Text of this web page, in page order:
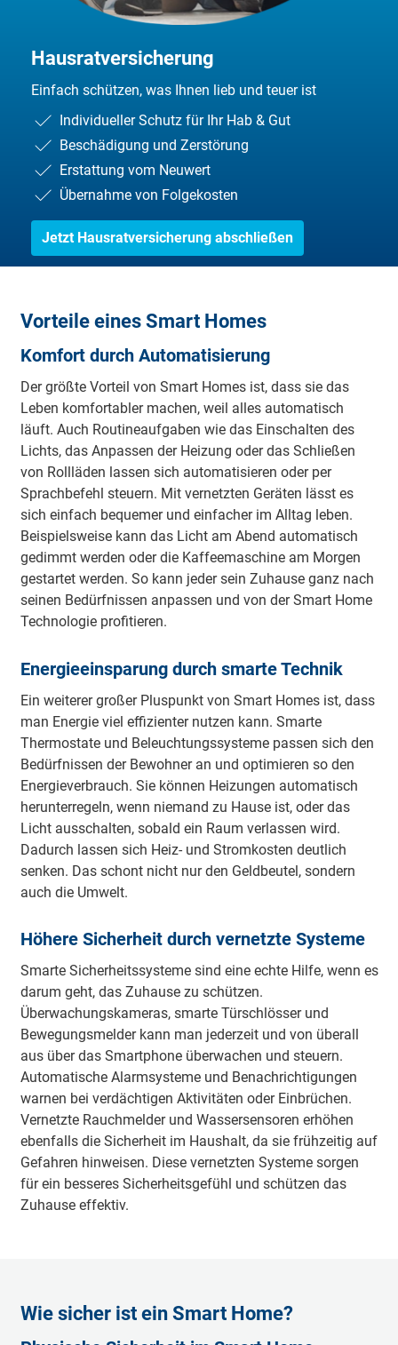
Hausratversicherung
Einfach schützen, was Ihnen lieb und teuer ist
Individueller Schutz für Ihr Hab & Gut
Beschädigung und Zerstörung
Erstattung vom Neuwert
Übernahme von Folgekosten
Jetzt Hausratversicherung abschließen
Vorteile eines Smart Homes
Komfort durch Automatisierung
Der größte Vorteil von Smart Homes ist, dass sie das
Leben komfortabler machen, weil alles automatisch
läuft. Auch Routineaufgaben wie das Einschalten des
Lichts, das Anpassen der Heizung oder das Schließen
von Rollläden lassen sich automatisieren oder per
Sprachbefehl steuern. Mit vernetzten Geräten lässt es
sich einfach bequemer und einfacher im Alltag leben.
Beispielsweise kann das Licht am Abend automatisch
gedimmt werden oder die Kaffeemaschine am Morgen
gestartet werden. So kann jeder sein Zuhause ganz nach
seinen Bedürfnissen anpassen und von der Smart Home
Technologie profitieren.
Energieeinsparung durch smarte Technik
Ein weiterer großer Pluspunkt von Smart Homes ist, dass
man Energie viel effizienter nutzen kann. Smarte
Thermostate und Beleuchtungssysteme passen sich den
Bedürfnissen der Bewohner an und optimieren so den
Energieverbrauch. Sie können Heizungen automatisch
herunterregeln, wenn niemand zu Hause ist, oder das
Licht ausschalten, sobald ein Raum verlassen wird.
Dadurch lassen sich Heiz- und Stromkosten deutlich
senken. Das schont nicht nur den Geldbeutel, sondern
auch die Umwelt.
Höhere Sicherheit durch vernetzte Systeme
Smarte Sicherheitssysteme sind eine echte Hilfe, wenn es
darum geht, das Zuhause zu schützen.
Überwachungskameras, smarte Türschlösser und
Bewegungsmelder kann man jederzeit und von überall
aus über das Smartphone überwachen und steuern.
Automatische Alarmsysteme und Benachrichtigungen
warnen bei verdächtigen Aktivitäten oder Einbrüchen.
Vernetzte Rauchmelder und Wassersensoren erhöhen
ebenfalls die Sicherheit im Haushalt, da sie frühzeitig auf
Gefahren hinweisen. Diese vernetzten Systeme sorgen
für ein besseres Sicherheitsgefühl und schützen das
Zuhause effektiv.
Wie sicher ist ein Smart Home?